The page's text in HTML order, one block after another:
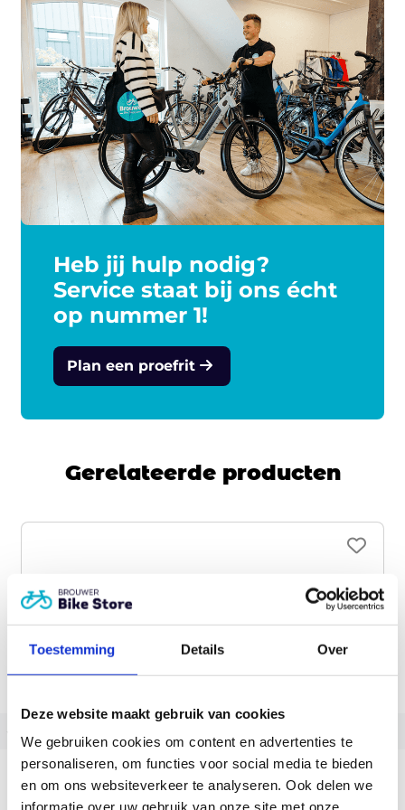
Toestemming Details Over
Deze website maakt gebruik van cookies
We gebruiken cookies om content en advertenties te
personaliseren, om functies voor social media te bieden
en om ons websiteverkeer te analyseren. Ook delen we
informatie over uw gebruik van onze site met onze
Heb jij hulp nodig?
Service staat bij ons écht
op nummer 1!
Plan een proefrit
Gerelateerde producten
Batavus Altura E-go BES3
Accu capaciteit: 400, 500